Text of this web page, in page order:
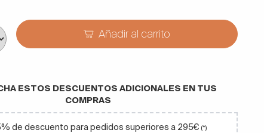
Añadir al carrito
ESTOS DESCUENTOS ADICIONALES EN TUS
COMPRAS
de descuento para pedidos superiores a 295€ (*)